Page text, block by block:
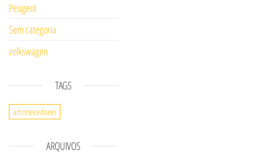
Peugeot
Sem categoria
volkswagen
TAGS
amortecedores
ARQUIVOS